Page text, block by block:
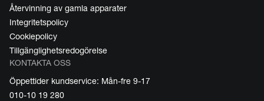
Återvinning av gamla apparater
Integritetspolicy
Cookiepolicy
Tillgänglighetsredogörelse
KONTAKTA OSS
Öppettider kundservice: Mån-fre 9-17
010-10 19 280